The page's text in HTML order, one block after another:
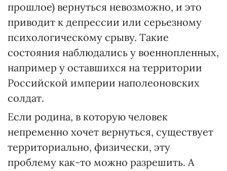
прошлое) вернуться невозможно, и это
приводит к депрессии или серьезному
психологическому срыву. Такие
состояния наблюдались у военнопленных,
например у оставшихся на территории
Российской империи наполеоновских
солдат.
Если родина, в которую человек
непременно хочет вернуться, существует
территориально, физически, эту
проблему как-то можно разрешить. А